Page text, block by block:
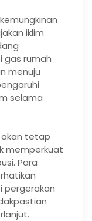
iklim
gas rumah
menuju
selama
tetap
memperkuat
Para
pergerakan